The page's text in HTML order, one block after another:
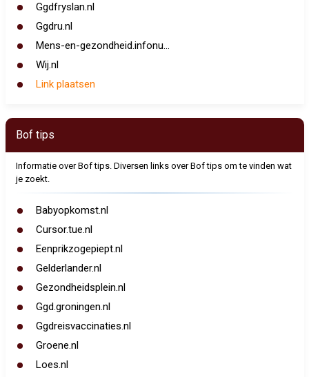
Ggdfryslan.nl
Ggdru.nl
Mens-en-gezondheid.infonu...
Wij.nl
Link plaatsen
Bof tips
Informatie over Bof tips. Diversen links over Bof tips om te vinden wat
je zoekt.
Babyopkomst.nl
Cursor.tue.nl
Eenprikzogepiept.nl
Gelderlander.nl
Gezondheidsplein.nl
Ggd.groningen.nl
Ggdreisvaccinaties.nl
Groene.nl
Loes.nl